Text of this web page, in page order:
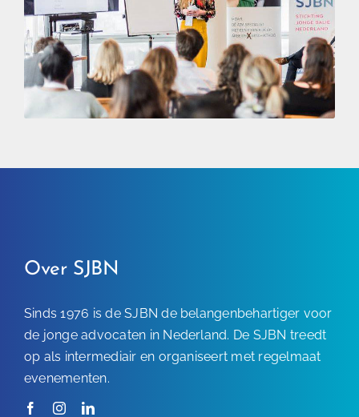
Over SJBN
Sinds 1976 is de SJBN de belangenbehartiger voor
de jonge advocaten in Nederland. De SJBN treedt
op als intermediair en organiseert met regelmaat
evenementen.